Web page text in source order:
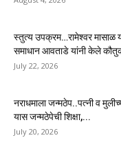
स्तुत्य उपक्रम…रामेश्वर मासाळ
समाधान आवताडे यांनी केले
July 22, 2026
नराधमाला जन्मठेप..पत्नी व
यास जन्मठेपेची शिक्षा,...
July 20, 2026